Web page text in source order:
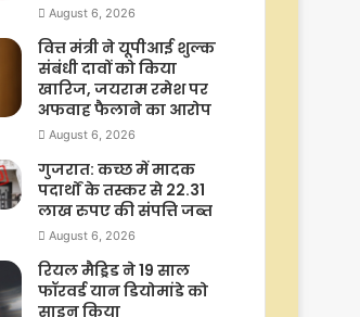
August 6, 2026
वित्त मंत्री ने यूपीआई शुल्क
संबंधी दावों को किया
खारिज, जयराम रमेश पर
अफवाह फैलाने का आरोप
August 6, 2026
गुजरात: कच्छ में मादक
पदार्थों के तस्कर से 22.31
लाख रुपए की संपत्ति जब्त
August 6, 2026
रियल मैड्रिड ने 19 साल
फॉरवर्ड यान डियोमांडे को
साइन किया